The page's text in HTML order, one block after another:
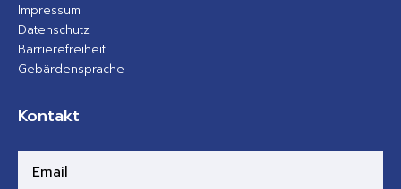
Impressum
Datenschutz
Barrierefreiheit
Gebärdensprache
Kontakt